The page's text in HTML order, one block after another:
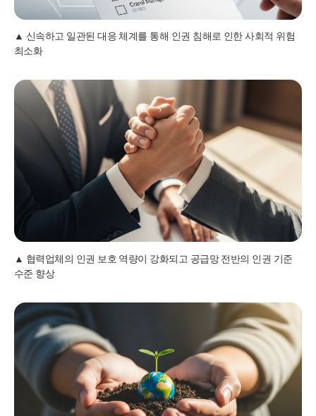
신속하고 일관된 대응 체계를 통해 인권 침해로 인한 사회적 위험
최소화
협력업체의 인권 보호 역량이 강화되고 공급망 전반의 인권 기준
수준 향상